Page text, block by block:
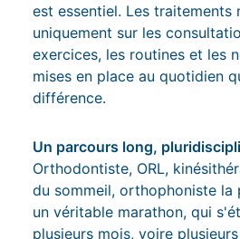
est essentiel. Les traitements
uniquement sur les
exercices, les routines et les
mises en place au quotidien
différence.
Un parcours long,
Orthodontiste, ORL,
du sommeil, orthophoniste la
un véritable marathon, qui
plusieurs mois, voire plusieurs